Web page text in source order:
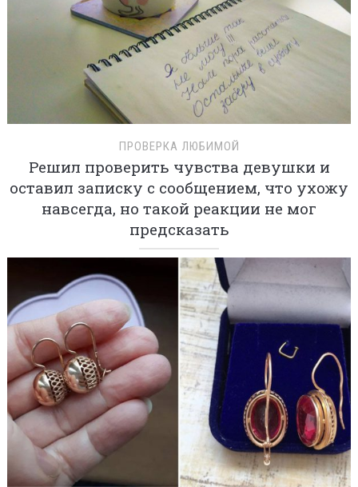
ПРОВЕРКА ЛЮБИМОЙ
Решил проверить чувства девушки и
оставил записку с сообщением, что ухожу
навсегда, но такой реакции не мог
предсказать